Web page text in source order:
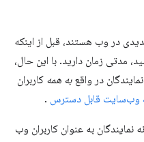
در وب هستند، قبل از اینکه
زمان دارید. با این حال،
در واقعبه همه کاربران
قابل دسترس.
به عنوان کاربران وب